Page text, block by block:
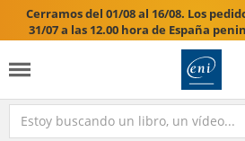
Cerramos del 01/08 al 16/08. Los
31/07 a las 12.00 hora de España
17/08/2026.